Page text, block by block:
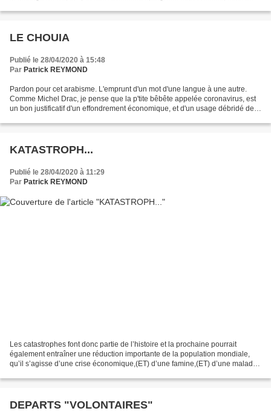
LE CHOUIA
Publié le 28/04/2020 à 15:48
Par Patrick REYMOND
Pardon pour cet arabisme. L'emprunt d'un mot d'une langue à une autre.
Comme Michel Drac, je pense que la p'tite bêbête appelée coronavirus, est
un bon justificatif d'un effondrement économique, et d'un usage débridé de
KATASTROPH...
Publié le 28/04/2020 à 11:29
Par Patrick REYMOND
Les catastrophes font donc partie de l’histoire et la prochaine pourrait
également entraîner une réduction importante de la population mondiale,
qu’il s’agisse d’une crise économique,(ET) d’une famine,(ET) d’une maladie,
DEPARTS "VOLONTAIRES"